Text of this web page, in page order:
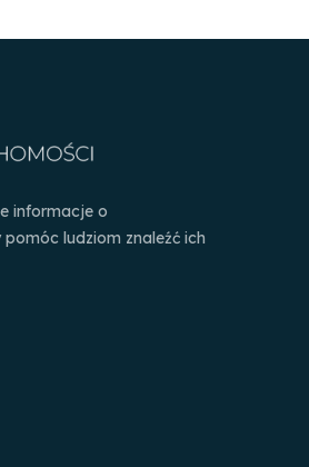
informacje o
ludziom znaleźć ich